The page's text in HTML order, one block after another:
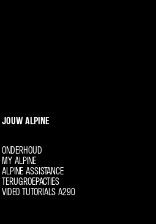
JOUW ALPINE
ONDERHOUD
MY ALPINE
ALPINE ASSISTANCE
TERUGROEPACTIES
VIDEO TUTORIALS A290